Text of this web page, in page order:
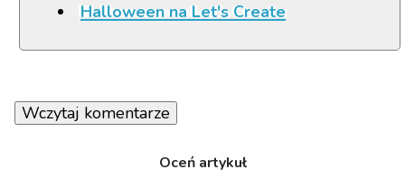
Halloween na Let's Create
Wczytaj komentarze
Oceń artykuł